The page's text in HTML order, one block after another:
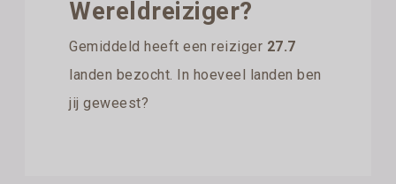
Wereldreiziger?
Gemiddeld heeft een reiziger 27.7
landen bezocht. In hoeveel landen ben
jij geweest?